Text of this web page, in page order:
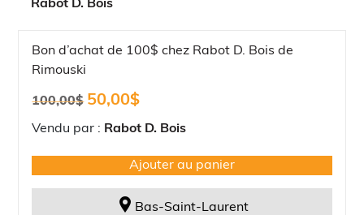
Rabot D. Bois
Bon d’achat de 100$ chez Rabot D. Bois de
Rimouski
100,00$
Le
initial
100,00$.
50,00$
actuel
50,00$.
Vendu par : Rabot D. Bois
Ajouter au panier
Bas-Saint-Laurent